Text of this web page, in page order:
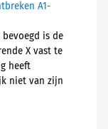
A1-
bevoegd is de
X vast te
heeft
niet van zijn